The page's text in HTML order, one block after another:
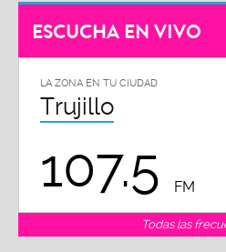
ESCUCHA EN VIVO
LA ZONA EN TU CIUDAD
Trujillo
107.5 FM
Todas las